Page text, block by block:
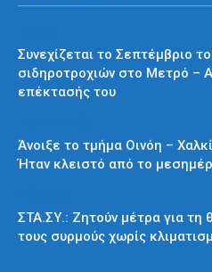
Συνεχίζεται το Σεπτέμβριο
σιδηροτροχιών στο Μετρό –
επέκτασής του
Άνοιξε το τμήμα Οινόη –
Ήταν κλειστό από το
ΣΤΑ.ΣΥ.: Ζητούν μέτρα για τη
τους συρμούς χωρίς